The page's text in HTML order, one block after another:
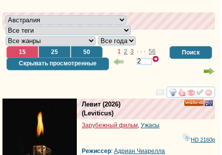
Поиск
15 25
50
Скрывать просмотренные
1 2 3 · · · 56
смотреть
Левит (2026)
(Leviticus)
Зарубежный фильм, Ужасы
HD 2160р
Режиссер: Адриан Чиарелла